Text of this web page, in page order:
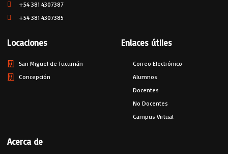
+54 381 4307387
+54 381 4307385
Locaciones
San Miguel de Tucumán
Concepción
Enlaces útiles
Correo Electrónico
Alumnos
Docentes
No Docentes
Campus Virtual
Acerca de